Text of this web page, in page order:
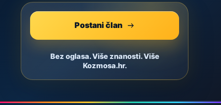
Postani član
Bez oglasa. Više znanosti. Više
Kozmosa.hr.